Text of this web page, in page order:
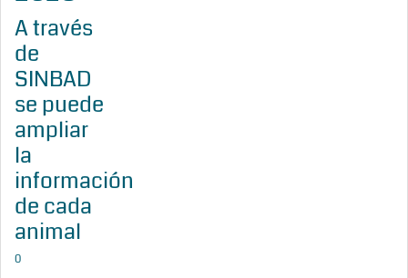
A través
de
SINBAD
se puede
ampliar
la
información
de cada
animal
0